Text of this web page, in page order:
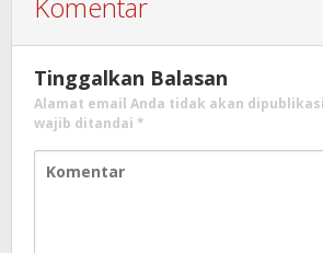
Tinggalkan Balasan
Alamat email Anda tidak akan
wajib ditandai *